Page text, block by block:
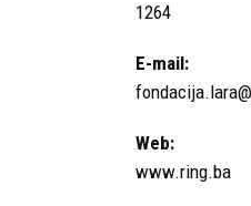
1264
E-mail:
Web:
www.ring.ba